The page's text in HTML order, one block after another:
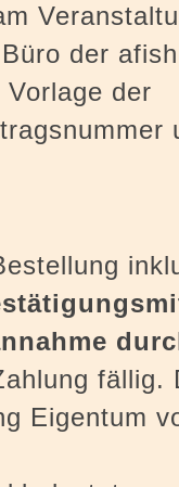
der
der
fällig.
Eigentum